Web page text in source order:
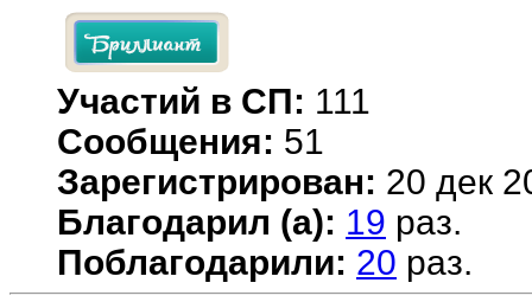
Участий в СП: 111
Сообщения: 51
Зарегистрирован: 20 дек
Благодарил (а): 19 раз.
Поблагодарили: 20 раз.